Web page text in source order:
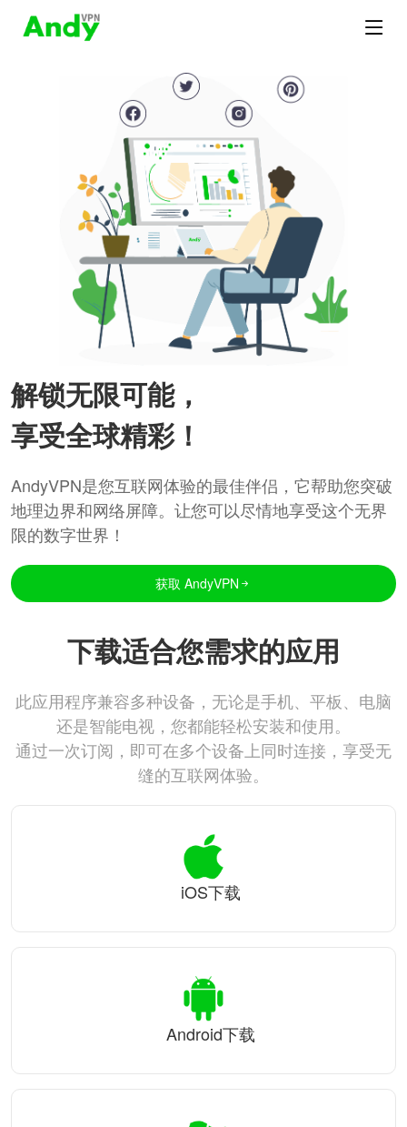
解锁无限可能，
享受全球精彩！
AndyVPN是您互联网体验的最佳伴侣，它帮助您突破
地理边界和网络屏障。让您可以尽情地享受这个无界
限的数字世界！
获取 AndyVPN
下载适合您需求的应用
此应用程序兼容多种设备，无论是手机、平板、电脑
还是智能电视，您都能轻松安装和使用。
通过一次订阅，即可在多个设备上同时连接，享受无
缝的互联网体验。
iOS下载
Android下载